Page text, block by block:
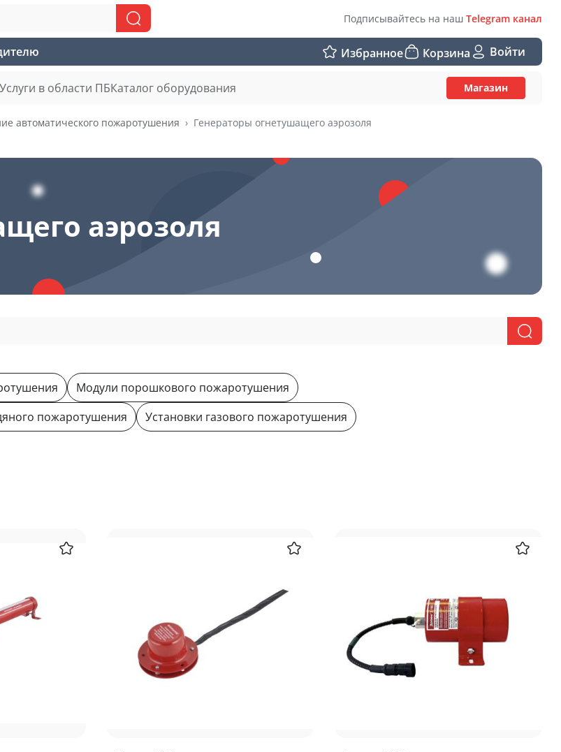
Подписывайтесь на наш Telegram канал
Избранное Корзина Войти
Услуги в области ПБКаталог оборудования Магазин
автоматического пожаротушения Генераторы огнетушащего аэрозоля
аэрозоля
Модули порошкового пожаротушения
пожаротушения
Установки газового пожаротушения